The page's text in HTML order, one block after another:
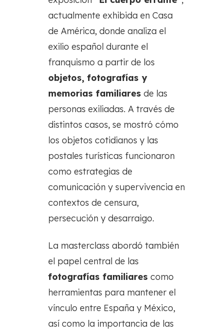
actualmente exhibida en Casa
de América, donde analiza el
exilio español durante el
franquismo a partir de los
objetos, fotografías y
memorias familiares de las
personas exiliadas. A través de
distintos casos, se mostró cómo
los objetos cotidianos y las
postales turísticas funcionaron
como estrategias de
comunicación y supervivencia en
contextos de censura,
persecución y desarraigo.
La masterclass abordó también
el papel central de las
fotografías familiares como
herramientas para mantener el
vínculo entre España y México,
así como la importancia de las